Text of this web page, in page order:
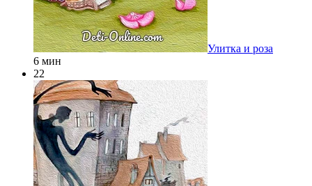
Улитка и роза
6 мин
22